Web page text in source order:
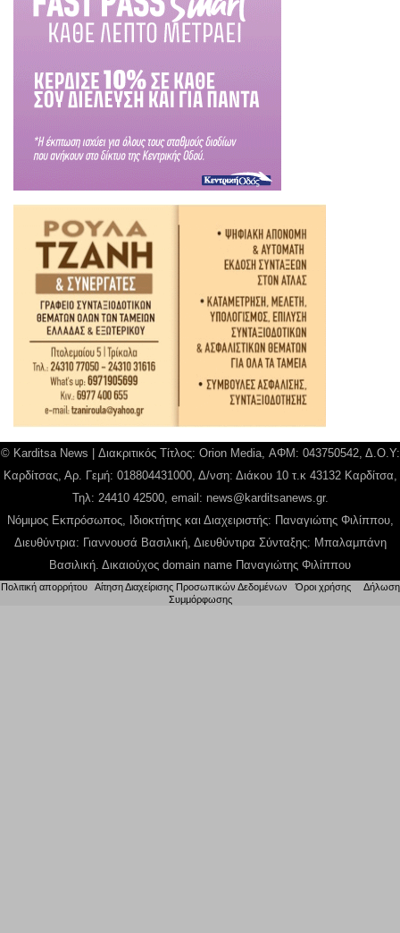
© Karditsa News | Διακριτικός Τίτλος: Orion Media, ΑΦΜ: 043750542, Δ.Ο.Υ:
Καρδίτσας, Αρ. Γεμή: 018804431000, Δ/νση: Διάκου 10 τ.κ 43132 Καρδίτσα,
Τηλ: 24410 42500, email: news@karditsanews.gr.
Νόμιμος Εκπρόσωπος, Ιδιοκτήτης και Διαχειριστής: Παναγιώτης Φιλίππου,
Διευθύντρια: Γιαννουσά Βασιλική, Διευθύντιρα Σύνταξης: Μπαλαμπάνη
Βασιλική. Δικαιούχος domain name Παναγιώτης Φιλίππου
Πολιτική απορρήτου Αίτηση Διαχείρισης Προσωπικών Δεδομένων |Όροι χρήσης
Δήλωση
Συμμόρφωσης